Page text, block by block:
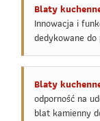
Blaty
Innowacja i
dedykowane
Blaty
odporność na
blat kamienny